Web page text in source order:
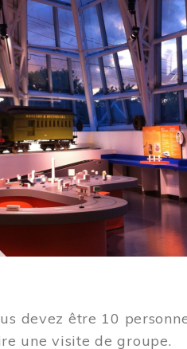
devez être 10
une visite de groupe.